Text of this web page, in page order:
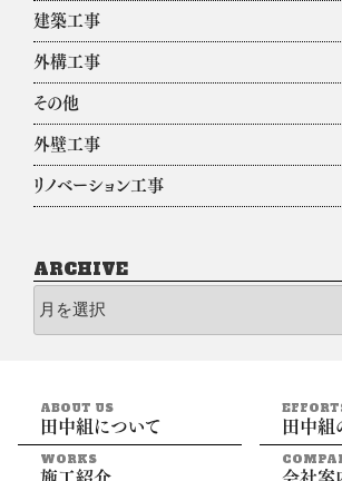
建築工事
外構工事
その他
外壁工事
リノベーション工事
ARCHIVE
田中組について
ABOUT US
田中組
施工紹介
WORKS
会社案